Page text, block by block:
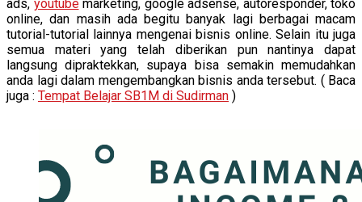
ads, youtubemarketing, google adsense, autoresponder, toko
online, dan masih ada begitu banyak lagi berbagai macam
tutorial-tutorial lainnya mengenai bisnis online. Selain itu juga
semua materi yang telah diberikan pun nantinya dapat
langsung dipraktekkan, supaya bisa semakin memudahkan
anda lagi dalam mengembangkan bisnis anda tersebut. ( Baca
juga : Tempat Belajar SB1M di Sudirman )